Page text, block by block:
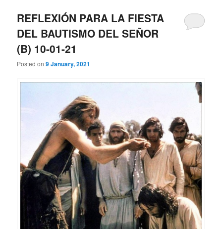
REFLEXIÓN PARA LA FIESTA
DEL BAUTISMO DEL SEÑOR
(B) 10-01-21
Posted on9 January, 2021